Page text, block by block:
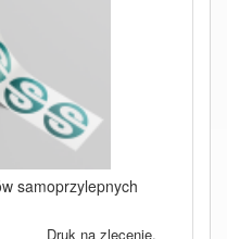
samoprzylepnych
Druk na zlecenie.